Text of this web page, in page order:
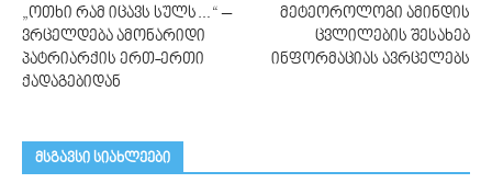
„ოთხი რამ იცავს სულს…“ –
ვრცელდება ამონარიდი
პატრიარქის ერთ-ერთი
ქადაგებიდან
მეტეოროლოგი ამინდის
ცვლილების შესახებ
ინფორმაციას ავრცელებს
მსგავსი სიახლეები